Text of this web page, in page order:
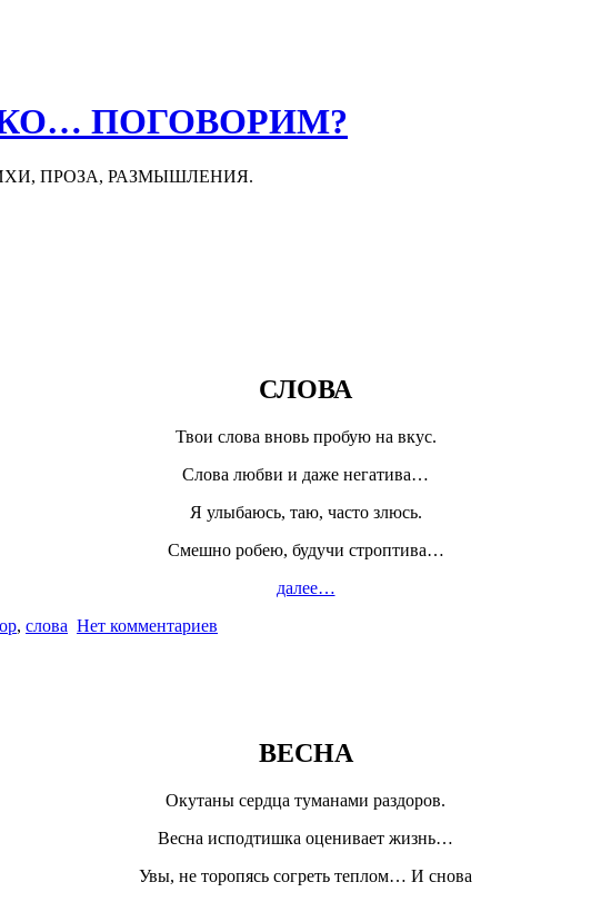
ПОГОВОРИМ?
ПРОЗА, РАЗМЫШЛЕНИЯ.
СЛОВА
Твои слова вновь пробую на вкус.
Слова любви и даже негатива…
Я улыбаюсь, таю, часто злюсь.
Смешно робею, будучи строптива…
далее…
, слова Нет комментариев
ВЕСНА
Окутаны сердца туманами раздоров.
Весна исподтишка оценивает жизнь…
Увы, не торопясь согреть теплом… И снова